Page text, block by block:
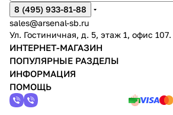
8 (495) 933-81-88
sales@arsenal-sb.ru
Ул. Гостиничная, д. 5, этаж 1, офис 107.
ИНТЕРНЕТ-МАГАЗИН
ПОПУЛЯРНЫЕ РАЗДЕЛЫ
ИНФОРМАЦИЯ
ПОМОЩЬ